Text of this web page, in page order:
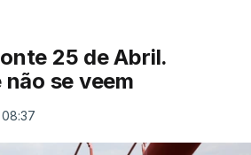
25 de Abril.
se veem